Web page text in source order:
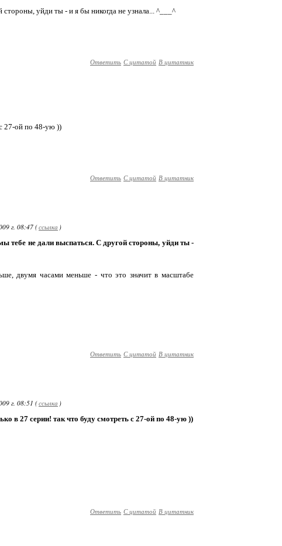
уйди ты - и я бы никогда не узнала... ^___^
Ответить С цитатой В цитатник
27-ой по 48-ую ))
Ответить С цитатой В цитатник
г. 08:47 (ссылка )
тебе не дали выспаться. С другой стороны, уйди ты -
двумя часами меньше - что это значит в масштабе
Ответить С цитатой В цитатник
г. 08:51 (ссылка )
в 27 серии! так что буду смотреть с 27-ой по 48-ую ))
Ответить С цитатой В цитатник